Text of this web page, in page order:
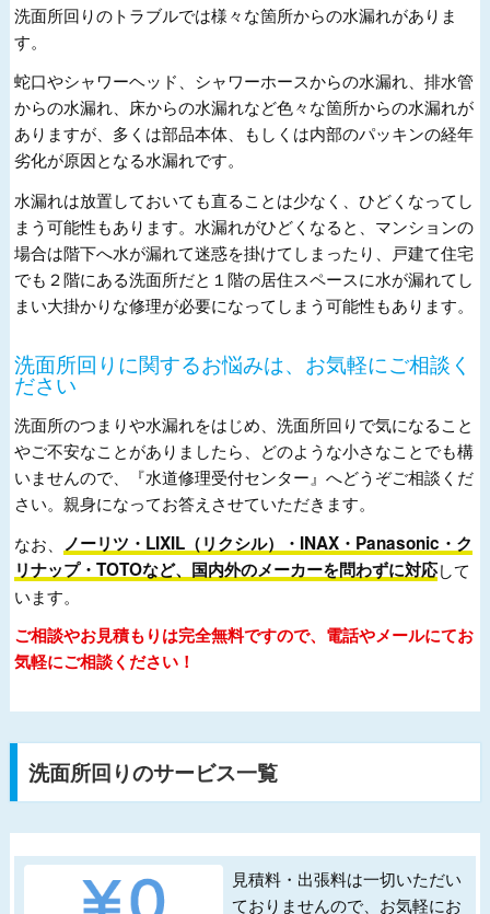
洗面所回りのトラブルでは様々な箇所からの水漏れがありま
す。
蛇口やシャワーヘッド、シャワーホースからの水漏れ、排水管
からの水漏れ、床からの水漏れなど色々な箇所からの水漏れが
ありますが、多くは部品本体、もしくは内部のパッキンの経年
劣化が原因となる水漏れです。
水漏れは放置しておいても直ることは少なく、ひどくなってし
まう可能性もあります。水漏れがひどくなると、マンションの
場合は階下へ水が漏れて迷惑を掛けてしまったり、戸建て住宅
でも２階にある洗面所だと１階の居住スペースに水が漏れてし
まい大掛かりな修理が必要になってしまう可能性もあります。
洗面所回りに関するお悩みは、お気軽にご相談く
ださい
洗面所のつまりや水漏れをはじめ、洗面所回りで気になること
やご不安なことがありましたら、どのような小さなことでも構
いませんので、『水道修理受付センター』へどうぞご相談くだ
さい。親身になってお答えさせていただきます。
なお、 ノーリツ・LIXIL（リクシル）・INAX・Panasonic・ク
リナップ・TOTOなど、国内外のメーカーを問わずに対応して
います。
ご相談やお見積もりは完全無料ですので、電話やメールにてお
気軽にご相談ください！
洗面所回りのサービス一覧
見積料・出張料は一切いただい
ておりませんので、お気軽にお